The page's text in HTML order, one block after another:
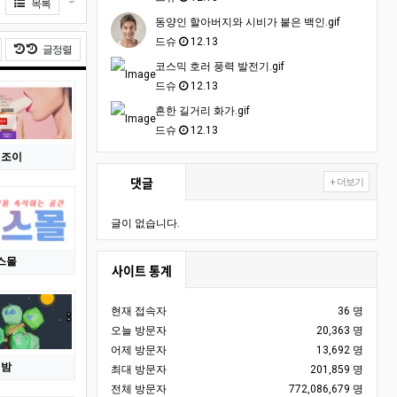
목록
글정렬날짜순 정렬
이
몰
동양인 할아버지와 시비가 붙은 백인.gif
드슈
12.13
코스믹 호러 풍력 발전기.gif
드슈
12.13
흔한 길거리 화가.gif
드슈
12.13
댓글 + 더보기
글이 없습니다.
사이트 통계
현재 접속자
36 명
오늘 방문자
20,363 명
어제 방문자
13,692 명
최대 방문자
201,859 명
전체 방문자
772,086,679 명